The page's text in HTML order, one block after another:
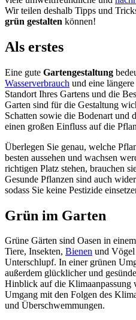
Wir teilen deshalb Tipps und
grün gestalten können!
Als erstes
Eine gute Gartengestaltung
Wasserverbrauch und eine
Standort Ihres Gartens und die
Garten sind für die Gestaltung
Schatten sowie die Bodenart und
einen großen Einfluss auf die
Überlegen Sie genau, welche
besten aussehen und wachsen
richtigen Platz stehen, brauchen
Gesunde Pflanzen sind auch
sodass Sie keine Pestizide
Grün im Garten
Grüne Gärten sind Oasen in
Tiere, Insekten, Bienen und
Unterschlupf. In einer grünen
außerdem glücklicher und
Hinblick auf die Klimaanpassung
Umgang mit den Folgen des
und Überschwemmungen.